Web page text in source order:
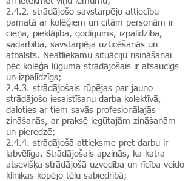
2.4.2. strādājošo savstarpējo attiecību
pamatā ar kolēģiem un citām personām ir
cieņa, pieklājība, godīgums, izpalīdzība,
sadarbība, savstarpēja uzticēšanās un
atbalsts. Neatliekamu situāciju risināšanai
pēc kolēģa lūguma strādājošais ir atsaucīgs
un izpalīdzīgs;
2.4.3. strādājošais rūpējas par jauno
strādājošo iesaistīšanu darba kolektīvā,
daloties ar tiem savās profesionālajās
zināšanās, ar praksē iegūtajām zināšanām
un pieredzē;
2.4.4. strādājošā attieksme pret darbu ir
labvēlīga. Strādājošais apzinās, ka katra
atsevišķa strādājošā uzvedība un rīcība veido
klīnikas kopējo tēlu sabiedrībā;